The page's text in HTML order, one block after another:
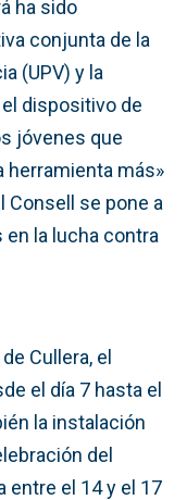
ha sido
conjunta de la
(UPV) y la
el dispositivo de
jóvenes que
herramienta más»
Consell se pone a
la lucha contra
Cullera, el
el día 7 hasta el
la instalación
del
entre el 14 y el 17